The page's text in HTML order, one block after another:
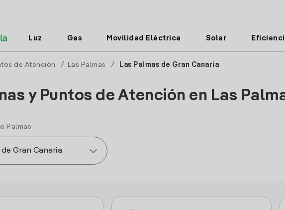
Luz Gas Movilidad Eléctrica Solar
de Atención / Las Palmas / Las Palmas de Gran Canaria
y Puntos de Atención en Las
Palmas